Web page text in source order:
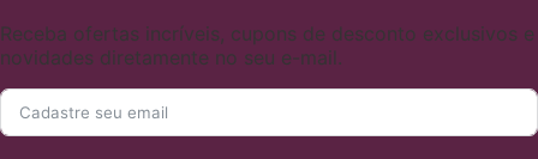
Receba ofertas incríveis, cupons de desconto exclusivos e
novidades diretamente no seu e-mail.